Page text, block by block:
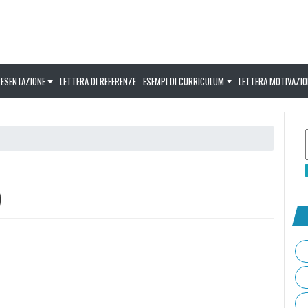
LETTERA DI REFERENZE ESEMPI DI CURRICULUM LETTERA